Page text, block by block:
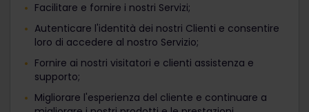
Facilitare e fornire i nostri Servizi;
Autenticare l'identità dei nostri Clienti e consentire
loro di accedere al nostro Servizio;
Fornire ai nostri visitatori e clienti assistenza e
supporto;
Migliorare l'esperienza del cliente e continuare a